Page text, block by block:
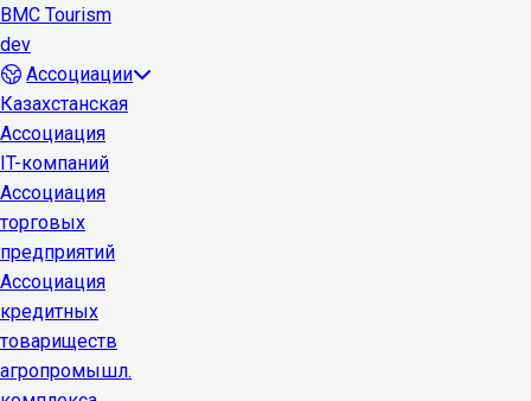
BMC Tourism
dev
Ассоциации
Казахстанская
Ассоциация
IT-компаний
Ассоциация
торговых
предприятий
Ассоциация
кредитных
товариществ
агропромышл.